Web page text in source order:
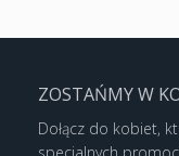
ZOSTAŃMY W
Dołącz do kobiet,